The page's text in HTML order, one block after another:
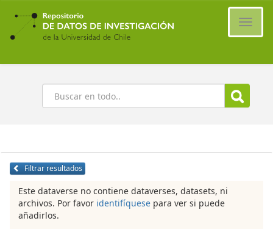
Ir
contenido
principal
Buscar
Filtrar resultados
Este dataverse no contiene dataverses, datasets, ni
archivos. Por favor identifíquese para ver si puede
añadirlos.